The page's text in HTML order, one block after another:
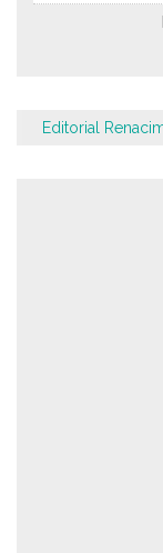
Editorial